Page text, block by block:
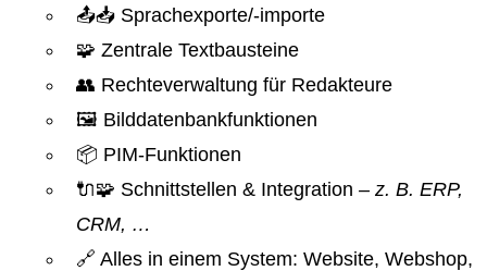
📤📥 Sprachexporte/-importe
🧩 Zentrale Textbausteine
👥 Rechteverwaltung für Redakteure
🖼️ Bilddatenbankfunktionen
📦 PIM-Funktionen
🔌🧩 Schnittstellen & Integration – z. B. ERP,
CRM, …
🔗 Alles in einem System: Website, Webshop,